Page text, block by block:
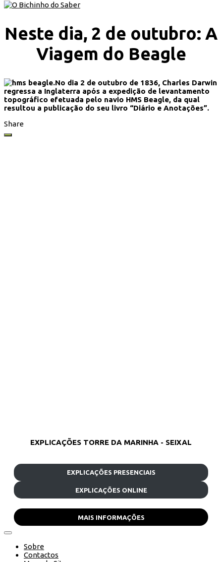
Neste dia, 2 de outubro: A
Viagem do Beagle
No dia 2 de outubro de 1836, Charles Darwin
regressa a Inglaterra após a expedição de levantamento
topográfico efetuada pelo navio HMS Beagle, da qual
resultou a publicação do seu livro “Diário e Anotações”.
Share
EXPLICAÇÕES TORRE DA MARINHA - SEIXAL
EXPLICAÇÕES PRESENCIAIS
EXPLICAÇÕES ONLINE
MAIS INFORMAÇÕES
Sobre
Contactos